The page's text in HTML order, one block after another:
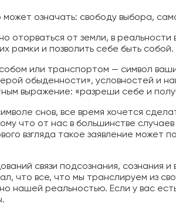
может означать: свободу выбора,
оторваться от земли, в
рамки и позволить себе быть собой.
или транспортом — символ
обыденности», условностей и
выражение: «разреши себе и
снов, все время хочется
что от нас в большинстве
взгляда такое заявление может
связи подсознания, сознания
что все, что мы транслируем из
нашей реальностью. Если у вас